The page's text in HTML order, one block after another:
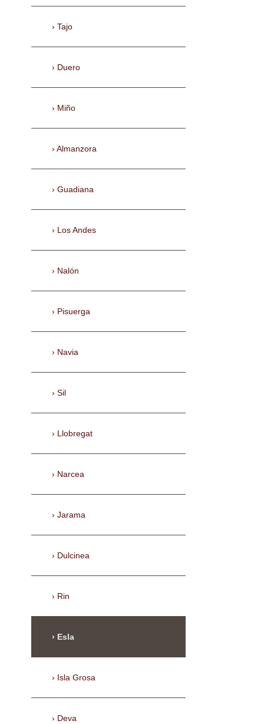
Tajo
Duero
Miño
Almanzora
Guadiana
Los Andes
Nalón
Pisuerga
Navia
Sil
Llobregat
Narcea
Jarama
Dulcinea
Rin
Esla
Isla Grosa
Deva